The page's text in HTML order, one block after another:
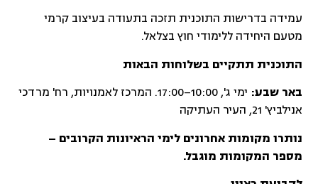
עמידה בדרישות התוכנית תזכה בתעודה בעיצוב קרמי
מטעם היחידה ללימודי חוץ בצלאל.
התוכנית תתקיים בשלוחות הבאות
באר שבע:
ימי ג', 10:00–17:00. המרכז לאמנויות, רח' מרדכי
אנילביץ' 21, העיר העתיקה
נותרו מקומות אחרונים לימי הראיונות הקרובים –
מספר המקומות מוגבל.